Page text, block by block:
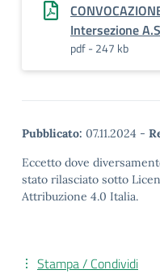
Intersezione
pdf - 247 kb
Pubblicato: 07.11.2024 -
Eccetto dove
stato rilasciato sotto
Attribuzione 4.0 Italia.
Stampa / Condividi